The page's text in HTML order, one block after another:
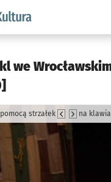
wroclaw.pl podserwis:
we
strzałek na